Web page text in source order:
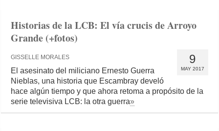
Historias de la LCB: El vía crucis de Arroyo
Grande (+fotos)
9
MAY 2017
GISSELLE MORALES
El asesinato del miliciano Ernesto Guerra
Nieblas, una historia que Escambray develó
hace algún tiempo y que ahora retoma a propósito de la
serie televisiva LCB: la otra guerra»